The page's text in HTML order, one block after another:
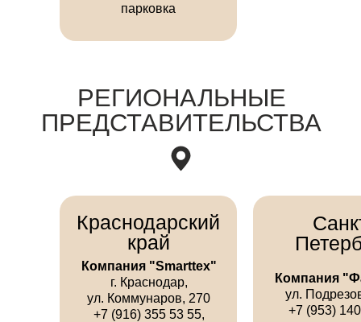
парковка
РЕГИОНАЛЬНЫЕ
ПРЕДСТАВИТЕЛЬСТВА
Краснодарский
край
Компания "Smarttex"
г. Краснодар,
ул. Коммунаров, 270
+7 (916) 355 53 55,
Компания
ул.
+7 (953)